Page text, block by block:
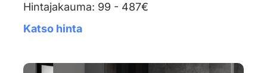
Hintajakauma: 99 - 487€
Katso hinta